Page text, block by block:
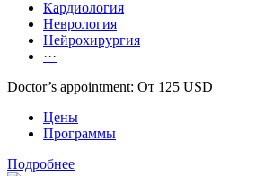
Кардиология
Неврология
Нейрохирургия
···
Doctor’s appointment: От 125 USD
Цены
Программы
Подробнее